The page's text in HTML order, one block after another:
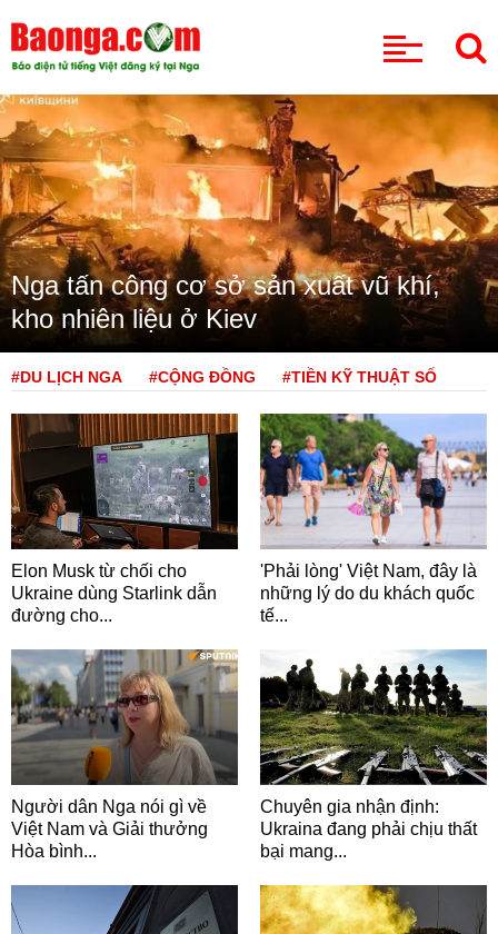
Nga tấn công cơ sở sản xuất vũ khí,
kho nhiên liệu ở Kiev
#DU LỊCH NGA #CỘNG ĐỒNG #TIỀN KỸ THUẬT SỐ
Elon Musk từ chối cho
Ukraine dùng Starlink dẫn
đường cho...
'Phải lòng' Việt Nam, đây là
những lý do du khách quốc
tế...
Người dân Nga nói gì về
Việt Nam và Giải thưởng
Hòa bình...
Chuyên gia nhận định:
Ukraina đang phải chịu thất
bại mang...